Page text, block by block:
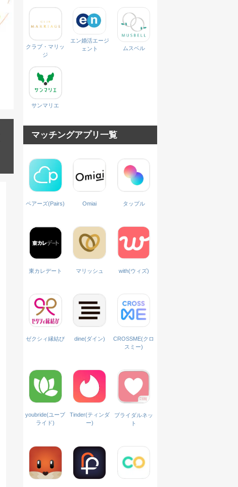
クラブ・マリッ
ジ
エン婚活エージ
ェント
ムスベル
サンマリエ
マッチングアプリ一覧
ペアーズ(Pairs) Omiai タップル
東カレデート マリッシュ with(ウィズ)
ゼクシィ縁結び dine(ダイン)
CROSSME(クロ
スミー)
youbride(ユーブ
ライド)
Tinder(ティンダ
ー)
ブライダルネッ
ト